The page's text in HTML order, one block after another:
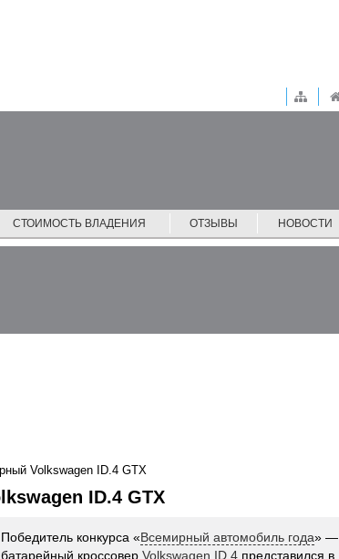
СТОИМОСТЬ ВЛАДЕНИЯ ОТЗЫВЫ НОВОСТИ
Volkswagen ID.4 GTX
ID.4 GTX
Победитель конкурса «Всемирный автомобиль года» —
батарейный кроссовер Volkswagen ID.4 представился в